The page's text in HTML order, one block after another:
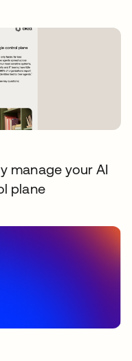
manage your AI
plane